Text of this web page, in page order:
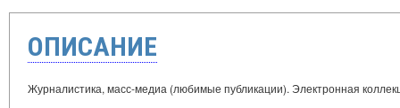
ОПИСАНИЕ
Журналистика, масс-медиа (любимые публикации). Электронная